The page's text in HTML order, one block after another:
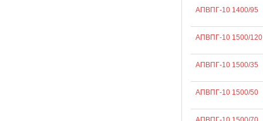
АПВПГ-10 1400/95
АПВПГ-10 1500/120
АПВПГ-10 1500/35
АПВПГ-10 1500/50